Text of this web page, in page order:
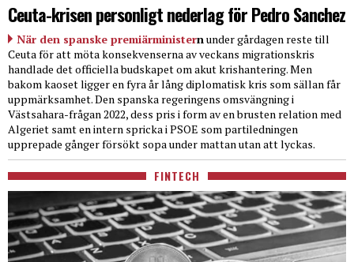
Ceuta-krisen personligt nederlag för Pedro Sanchez
När den spanske premiärministern under gårdagen reste till
Ceuta för att möta konsekvenserna av veckans migrationskris
handlade det officiella budskapet om akut krishantering. Men
bakom kaoset ligger en fyra år lång diplomatisk kris som sällan får
uppmärksamhet. Den spanska regeringens omsvängning i
Västsahara-frågan 2022, dess pris i form av en brusten relation med
Algeriet samt en intern spricka i PSOE som partiledningen
upprepade gånger försökt sopa under mattan utan att lyckas.
FINTECH